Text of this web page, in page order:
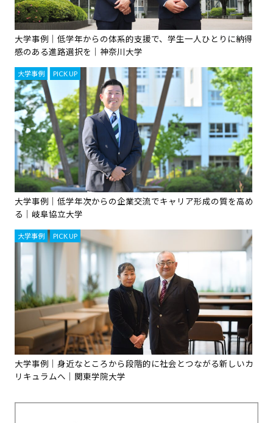
大学事例｜低学年からの体系的支援で、学生一人ひとりに納得
感のある進路選択を｜神奈川大学
大学事例 PICK UP
大学事例｜低学年次からの企業交流でキャリア形成の質を高め
る｜岐阜協立大学
大学事例 , PICK UP
大学事例｜身近なところから段階的に社会とつながる新しいカ
リキュラムへ｜関東学院大学